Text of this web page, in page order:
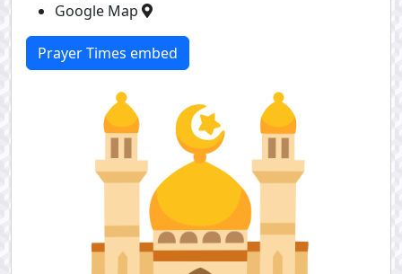
Google Map
Prayer Times embed